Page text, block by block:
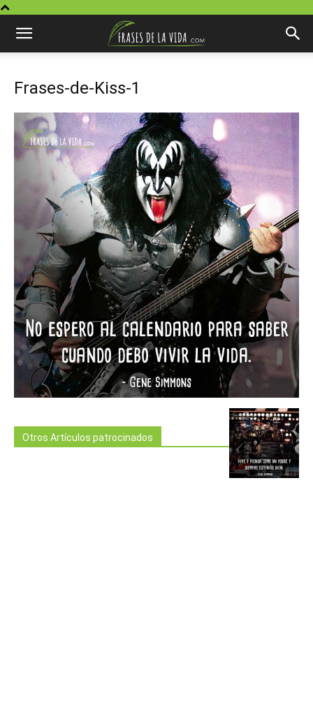
Frases-de-Kiss-1
Otros Artículos patrocinados